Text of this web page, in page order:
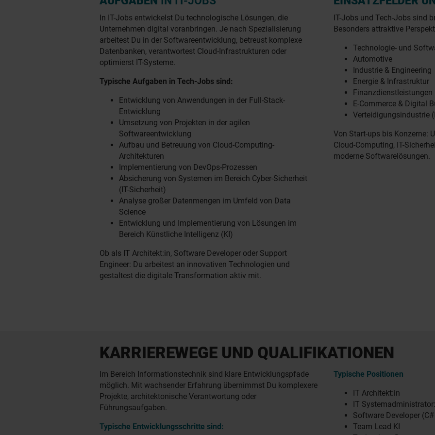
In IT-Jobs entwickelst Du technologische Lösungen, die
Unternehmen digital voranbringen. Je nach Spezialisierung
arbeitest Du in der Softwareentwicklung, betreust komplexe
Datenbanken, verantwortest Cloud-Infrastrukturen oder
optimierst IT-Systeme.
Typische Aufgaben in Tech-Jobs sind:
Entwicklung von Anwendungen in der Full-Stack-
Entwicklung
Umsetzung von Projekten in der agilen
Softwareentwicklung
Aufbau und Betreuung von Cloud-Computing-
Architekturen
Implementierung von DevOps-Prozessen
Absicherung von Systemen im Bereich Cyber-Sicherheit
(IT-Sicherheit)
Analyse großer Datenmengen im Umfeld von Data
Science
Entwicklung und Implementierung von Lösungen im
Bereich Künstliche Intelligenz (KI)
Ob als IT Architekt:in, Software Developer oder Support
Engineer: Du arbeitest an innovativen Technologien und
gestaltest die digitale Transformation aktiv mit.
IT-Jobs und Tech-Jobs sind
Besonders attraktive
Technologie- und
Automotive
Industrie & Engineering
Energie & Infrastruktur
Finanzdienstleistungen
E-Commerce & Digital
Verteidigungsindustrie
Von Start-ups bis Konzerne:
Cloud-Computing, IT-
moderne Softwarelösungen.
KARRIEREWEGE UND QUALIFIKATIONEN
Im Bereich Informationstechnik sind klare Entwicklungspfade
möglich. Mit wachsender Erfahrung übernimmst Du komplexere
Projekte, architektonische Verantwortung oder
Führungsaufgaben.
Typische Entwicklungsschritte sind:
Typische Positionen
IT Architekt:in
IT
Software Developer
Team Lead KI